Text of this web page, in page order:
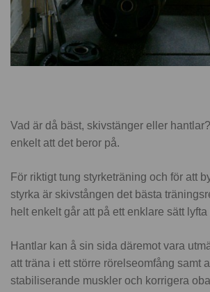
Vad är då bäst, skivstänger eller
enkelt att det beror på.
För riktigt tung styrketräning och för att
styrka är skivstången det bästa
helt enkelt går att på ett enklare sätt
Hantlar kan å sin sida däremot vara
att träna i ett större rörelseomfång samt
stabiliserande muskler och korrigera